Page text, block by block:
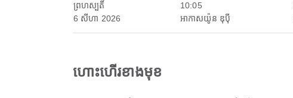
ព្រហស្បតិ៍
6 សីហា 2026
10:05
អាកាសយ៉ូន ឌុប៉ី
ហោះហើរខាងមុខ